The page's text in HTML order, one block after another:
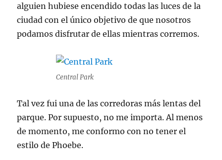
alguien hubiese encendido todas las luces de la
ciudad con el único objetivo de que nosotros
podamos disfrutar de ellas mientras corremos.
Central Park
Tal vez fui una de las corredoras más lentas del
parque. Por supuesto, no me importa. Al menos
de momento, me conformo con no tener el
estilo de Phoebe.